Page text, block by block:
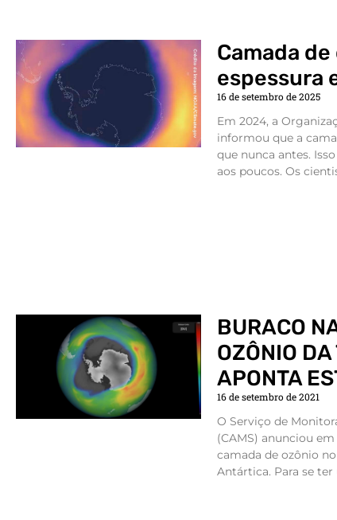
Camada
espessura
16 de setembro de 2025
Em 2024, a
informou que a
que nunca antes.
aos poucos. Os
BURACO
OZÔNIO
APONTA
16 de setembro de 2021
O Serviço de
(CAMS) anunciou
camada de ozônio
Antártica. Para se ter